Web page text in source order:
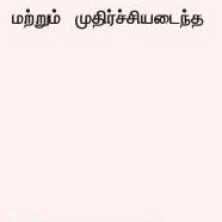
முதிர்ச்சியடைந்த